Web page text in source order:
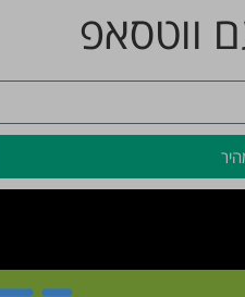
ווטסאפ